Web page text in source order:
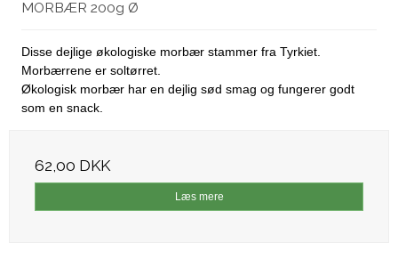
MORBÆR 200g Ø
Disse dejlige økologiske morbær stammer fra Tyrkiet.
Morbærrene er soltørret.
Økologisk morbær har en dejlig sød smag og fungerer godt
som en snack.
62,00 DKK
Læs mere